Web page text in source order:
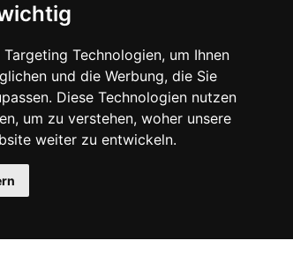
Technologien, um Ihnen
und die Werbung, die Sie
Diese Technologien nutzen
um zu verstehen, woher unsere
weiter zu entwickeln.